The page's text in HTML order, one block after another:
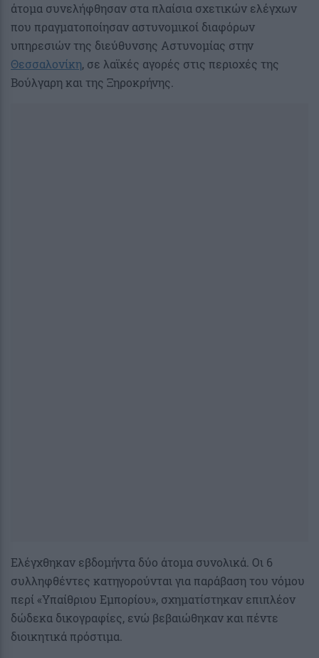
άτομα συνελήφθησαν στα πλαίσια σχετικών ελέγχων
που πραγματοποίησαν αστυνομικοί διαφόρων
υπηρεσιών της διεύθυνσης Αστυνομίας στην
Θεσσαλονίκη, σε λαϊκές αγορές στις περιοχές της
Βούλγαρη και της Ξηροκρήνης.
Ελέγχθηκαν εβδομήντα δύο άτομα συνολικά. Οι 6
συλληφθέντες κατηγορούνται για παράβαση του νόμου
περί «Υπαίθριου Εμπορίου», σχηματίστηκαν επιπλέον
δώδεκα δικογραφίες, ενώ βεβαιώθηκαν και πέντε
διοικητικά πρόστιμα.